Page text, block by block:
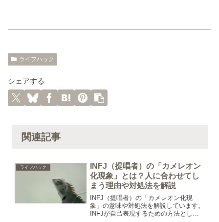
ライフハック
シェアする
関連記事
ライフハック
INFJ（提唱者）の「カメレオン
化現象」とは？人に合わせてし
まう理由や対処法を解説
INFJ（提唱者）の「カメレオン化現
象」の意味や対処法を解説しています。
INFJが自己表現するための方法とし